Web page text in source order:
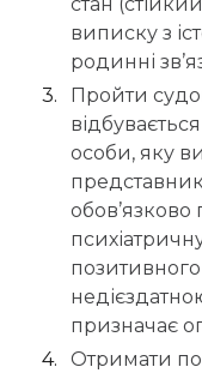
виписку з
родинні
Пройти
особи, яку
призначає
Отримати